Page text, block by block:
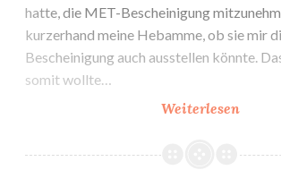
hatte, die MET-Bescheinigung
kurzerhand meine Hebamme, ob sie mir
Bescheinigung auch ausstellen könnte.
somit wollte…
Weiterlesen5.
der